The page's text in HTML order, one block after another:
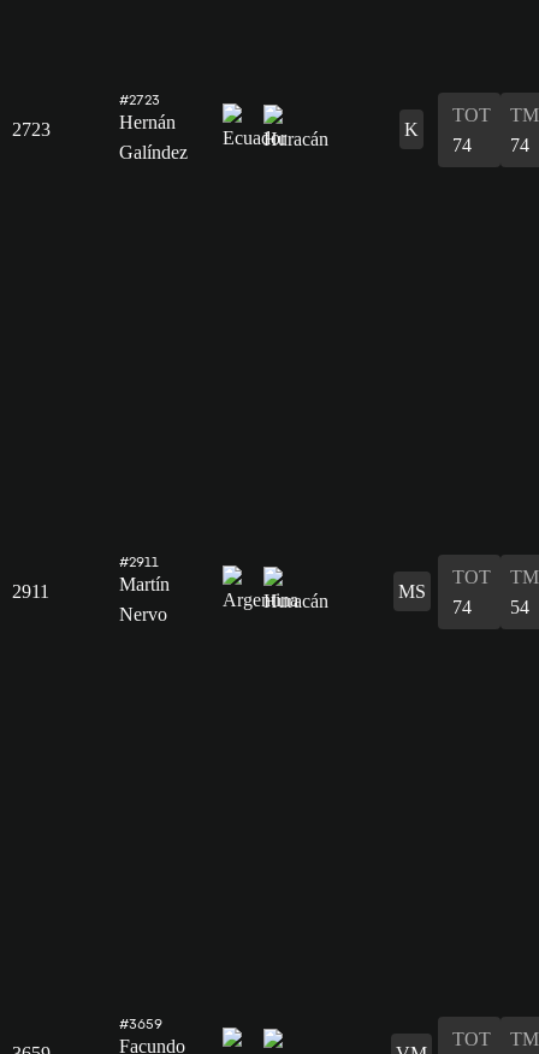
2723
#2723
Hernán
Galíndez
K
TOT
74
74
2911
#2911
Martín
Nervo
MS
TOT
74
54
#3659
Facundo
TOT